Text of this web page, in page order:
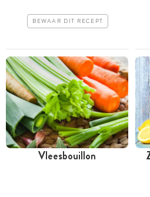
BEWAAR DIT RECEPT
Vleesbouillon